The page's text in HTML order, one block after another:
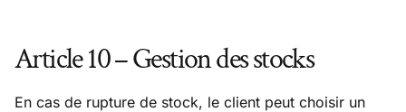
Article 10 – Gestion des stocks
En cas de rupture de stock, le client peut choisir un